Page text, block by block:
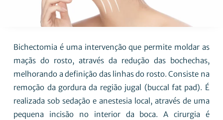
Bichectomia é uma intervenção que permite moldar as
maçãs do rosto, através da redução das bochechas,
melhorando a definição das linhas do rosto. Consiste na
remoção da gordura da região jugal (buccal fat pad). É
realizada sob sedação e anestesia local, através de uma
pequena incisão no interior da boca. A cirurgia é